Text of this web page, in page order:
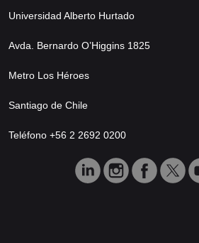
Universidad Alberto Hurtado
Avda. Bernardo O’Higgins 1825
Metro Los Héroes
Santiago de Chile
Teléfono +56 2 2692 0200